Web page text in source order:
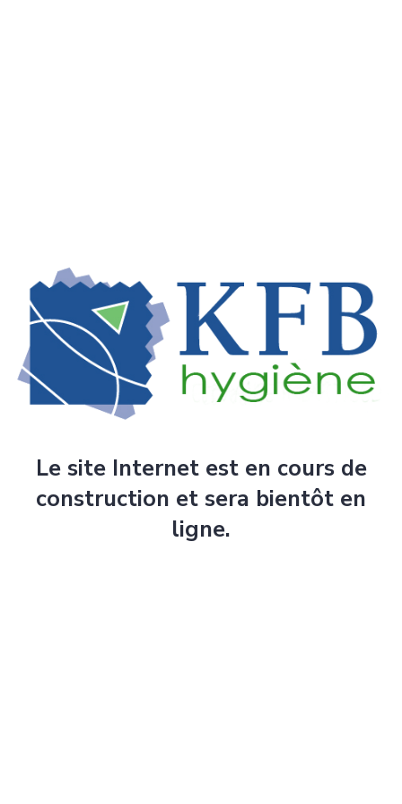
Le site Internet est en cours de
construction et sera bientôt en
ligne.